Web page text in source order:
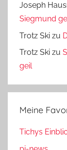
Joseph
Siegmund
Trotz Ski zu
Trotz Ski zu
geil
Meine
Tichys